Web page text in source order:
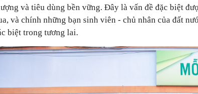
và tiêu dùng bền vững. Đây là vấn đề đặc biệt
và chính những bạn sinh viên - chủ nhân của đất
biệt trong tương lai.